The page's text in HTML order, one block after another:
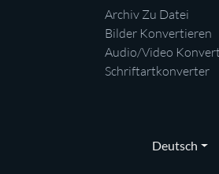
Archiv Zu Datei
Bilder Konvertieren
Audio/Video
Schriftartkonverter
Deutsch